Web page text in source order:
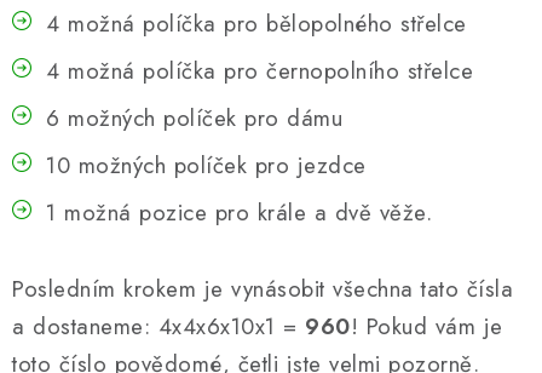
4 možná políčka pro bělopolného střelce
4 možná políčka pro černopolního střelce
6 možných políček pro dámu
10 možných políček pro jezdce
1 možná pozice pro krále a dvě věže.
Posledním krokem je vynásobit všechna tato čísla
a dostaneme: 4x4x6x10x1 = 960! Pokud vám je
toto číslo povědomé, četli jste velmi pozorně.